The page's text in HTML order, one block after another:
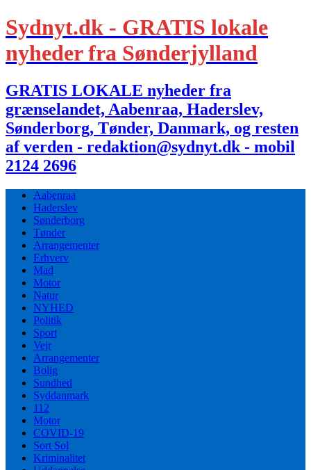
Sydnyt.dk - GRATIS lokale
nyheder fra Sønderjylland
GRATIS LOKALE nyheder fra
grænselandet, Aabenraa, Haderslev,
Sønderborg, Tønder, Danmark, og resten
af verden - redaktion@sydnyt.dk - mobil
2124 2696
Aabenraa
Haderslev
Sønderborg
Tønder
Arrangementer
Erhverv
Mad
Motor
Natur
NYHED
Politik
Sport
Vejr
Arrangementer
Bolig
Sundhed
Syddanmark
112
Motor
COVID-19
Sort Sol
Kriminalitet